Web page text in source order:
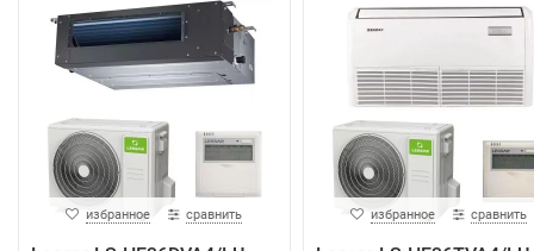
избранное сравнить избранное сравнить